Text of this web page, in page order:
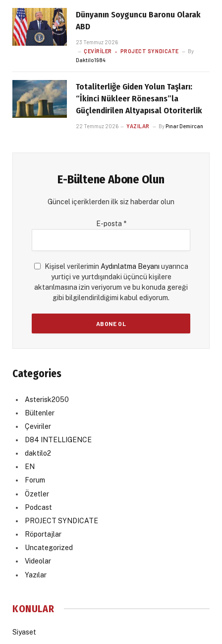
Dünyanın Soyguncu Baronu Olarak
ABD
23 Temmuz 2026
ÇEVIRILER
PROJECT SYNDICATE
By
Daktilo1984
Totaliterliğe Giden Yolun Taşları:
“İkinci Nükleer Rönesans”la
Güçlendirilen Altyapısal Otoriterlik
22 Temmuz 2026 YAZILAR ByPınar Demircan
E-Bültene Abone Olun
Güncel içeriklerden ilk siz haberdar olun
E-posta *
Kişisel verilerimin Aydınlatma Beyanı uyarınca
yurtiçi ve yurtdışındaki üçüncü kişilere
aktarılmasına izin veriyorum ve bu konuda gereği
gibi bilgilendirildiğimi kabul ediyorum.
Categories
Asterisk2050
Bültenler
Çeviriler
D84 INTELLIGENCE
daktilo2
EN
Forum
Özetler
Podcast
PROJECT SYNDICATE
Röportajlar
Uncategorized
Videolar
Yazılar
KONULAR
Siyaset